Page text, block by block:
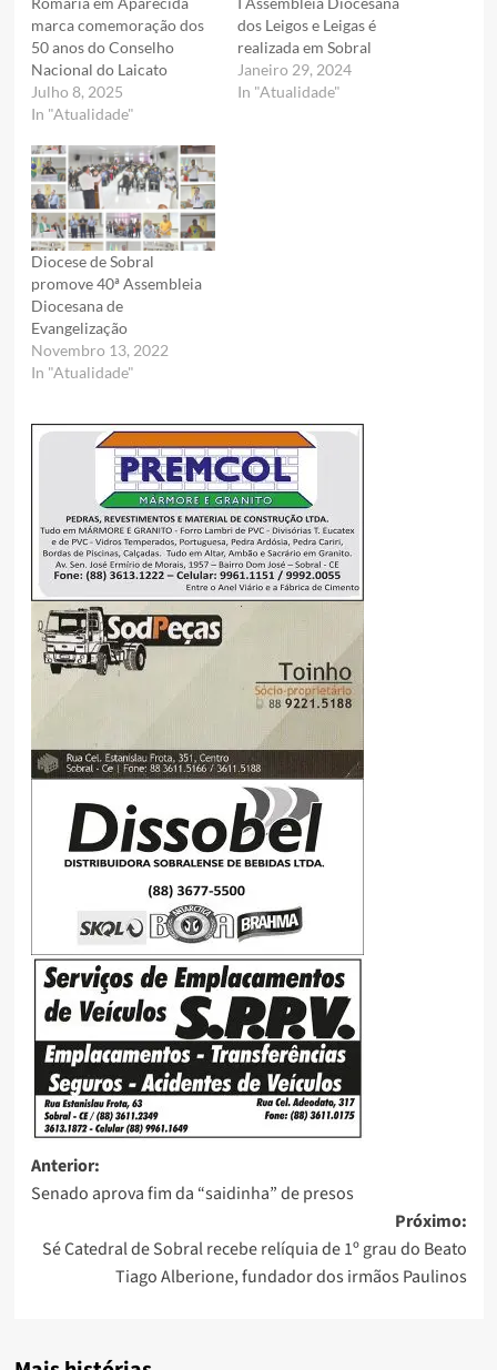
marca comemoração dos
50 anos do Conselho
Nacional do Laicato
Julho 8, 2025
In "Atualidade"
dos Leigos e Leigas é
realizada em Sobral
Janeiro 29, 2024
In "Atualidade"
Diocese de Sobral
promove 40ª Assembleia
Diocesana de
Evangelização
Novembro 13, 2022
In "Atualidade"
Anterior:
Senado aprova fim da “saidinha” de presos
Próximo:
Sé Catedral de Sobral recebe relíquia de 1º grau do Beato
Tiago Alberione, fundador dos irmãos Paulinos